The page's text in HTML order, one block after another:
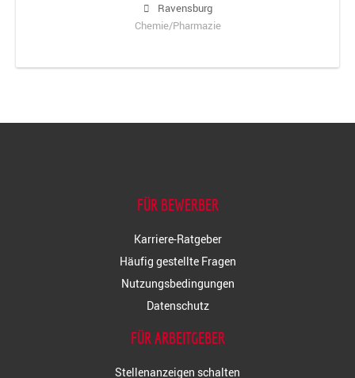
Ravensburg
Chemie/Pharmazie
FÜR BEWERBER
Karriere-Ratgeber
Häufig gestellte Fragen
Nutzungsbedingungen
Datenschutz
FÜR ARBEITGEBER
Stellenanzeigen schalten